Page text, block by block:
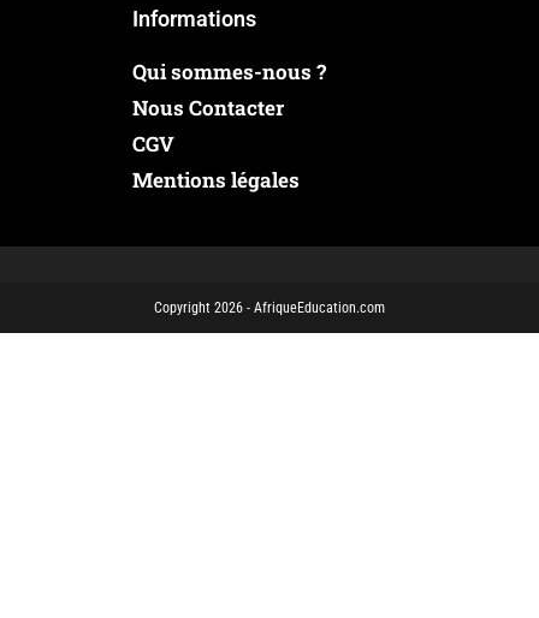
Informations
Qui sommes-nous ?
Nous Contacter
CGV
Mentions légales
Copyright 2026 - AfriqueEducation.com